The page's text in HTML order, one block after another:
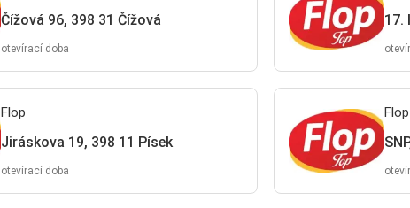
Čížová 96, 398 31 Čížová
otevírací doba
17.
Flop
Jiráskova 19, 398 11 Písek
otevírací doba
Flop